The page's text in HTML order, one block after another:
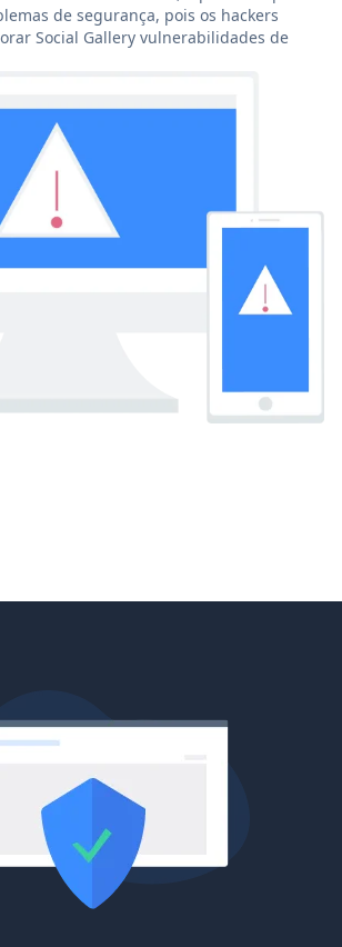
de segurança, pois os hackers
Social Gallery vulnerabilidades de